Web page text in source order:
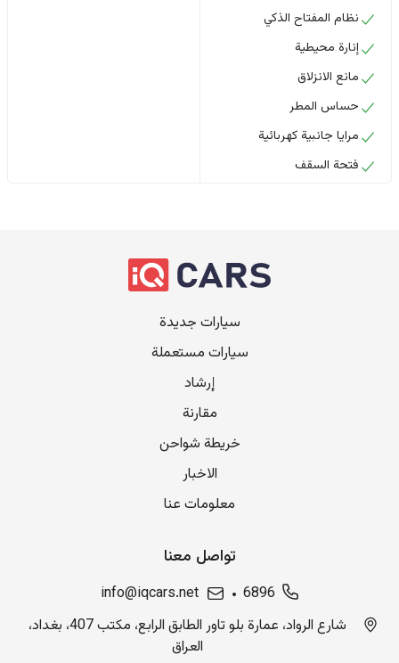
نظام المفتاح الذكي
إنارة محيطية
مانع الانزلاق
حساس المطر
مرايا جانبية كهربائية
فتحة السقف
سيارات جديدة
سيارات مستعملة
إرشاد
مقارنة
خريطة شواحن
الاخبار
معلومات عنا
تواصل معنا
6896
info@iqcars.net
شارع الرواد، عمارة بلو تاور الطابق الرابع، مكتب 407، بغداد،
العراق